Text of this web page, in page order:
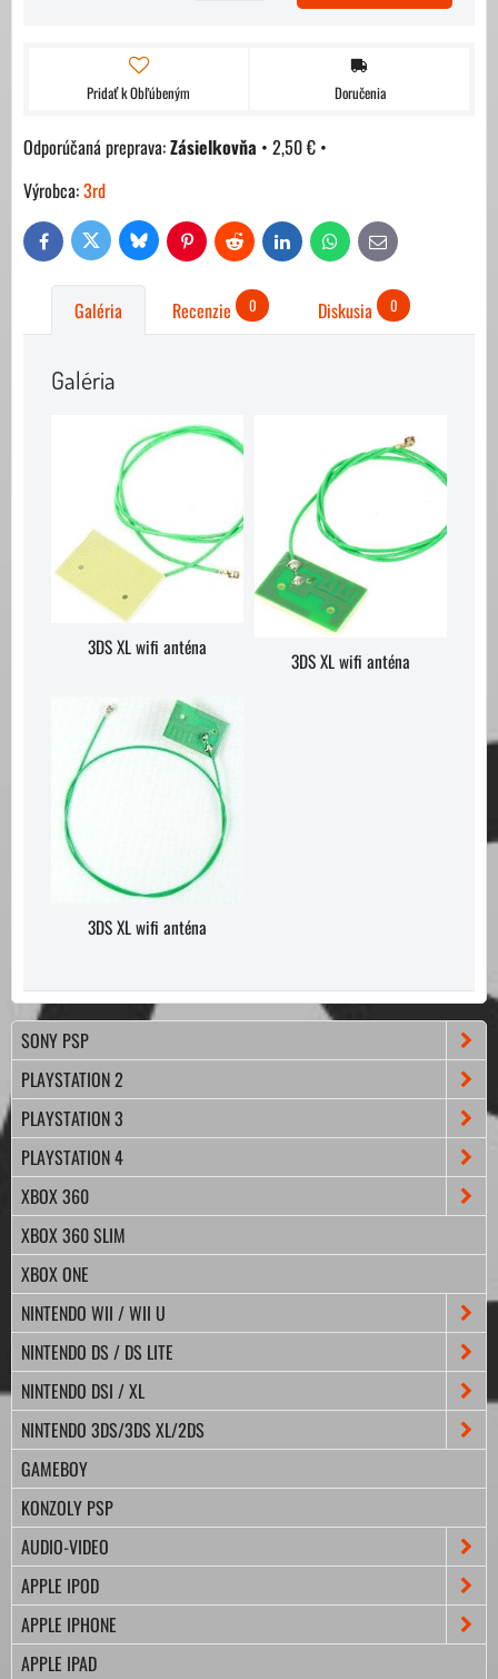
Pridať k Obľúbeným Doručenia
Zásielkovňa • 2,50 € •
Výrobca:3rd
FacebookTwitter Bluesky PinterestReddit LinkedIn WhatsAppE-
mail
Galéria Recenzie 0 Diskusia 0
Galéria
3DS XL wifi anténa
3DS XL wifi anténa
3DS XL wifi anténa
SONY PSP
PLAYSTATION 2
PLAYSTATION 3
PLAYSTATION 4
XBOX 360
XBOX 360 SLIM
XBOX ONE
NINTENDO WII / WII U
NINTENDO DS / DS LITE
NINTENDO DSI / XL
NINTENDO 3DS/3DS XL/2DS
GAMEBOY
KONZOLY PSP
AUDIO-VIDEO
APPLE IPOD
APPLE IPHONE
APPLE IPAD